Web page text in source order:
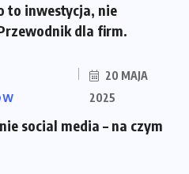
to inwestycja, nie
dla firm.
20 MAJA
2025
social media – na czym